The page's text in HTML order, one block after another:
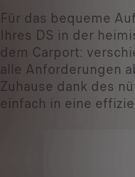
Für das bequeme
Ihres DS in der
dem Carport:
alle Anforderungen
Zuhause dank des
einfach in eine